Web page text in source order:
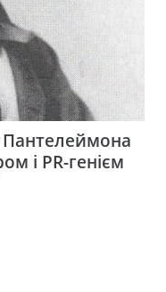
Пантелеймона
і PR-генієм